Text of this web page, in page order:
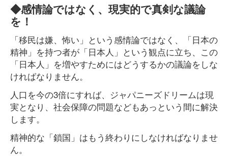
◆感情論ではなく、現実的で真剣な議論
を！
「移民は嫌、怖い」という感情論ではなく、「日本の
精神」を持つ者が「日本人」という観点に立ち、この
「日本人」を増やすためにはどうするかの議論をしな
ければなりません。
人口を今の3倍にすれば、ジャパニーズドリームは現
実となり、社会保障の問題などもあっという間に解決
します。
精神的な「鎖国」はもう終わりにしなければなりませ
ん。